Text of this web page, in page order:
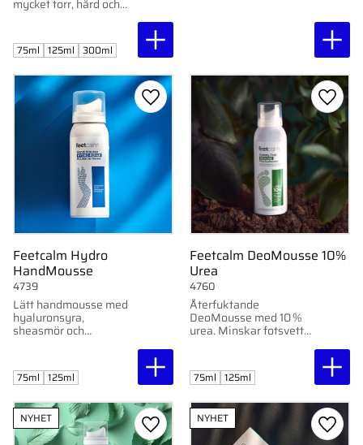
mycket torr, hård och
sprucken hud.
glycerin.
75ml 125ml 300ml
Feetcalm Hydro
HandMousse
Lätt handmousse med
hyaluronsyra,
sheasmör och
reparerar torra händer.
Absorberas snabbt
4739
Lägg till i favoriter
75ml 125ml
Feetcalm DeoMousse 10%
Urea
Återfuktande
DeoMousse med 10 %
urea. Minskar fotsvett,
i 75 ml och 125 ml.
4760
Lägg
75ml 125ml
NYHET
Lägg till i favoriter
NYHET
Lägg